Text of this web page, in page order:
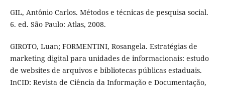
GIL, Antônio Carlos. Métodos e técnicas de pesquisa social.
6. ed. São Paulo: Atlas, 2008.
GIROTO, Luan; FORMENTINI, Rosangela. Estratégias de
marketing digital para unidades de informacionais: estudo
de websites de arquivos e bibliotecas públicas estaduais.
InCID: Revista de Ciência da Informação e Documentação,